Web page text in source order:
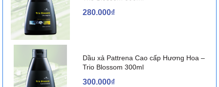
Các nghiên cứu lâm sàng có đối chứng với giả dược cho thấy tỷ
lệ tác dụng không mong muốn ở nhóm người bệnh dùng
fexofenadin tương tự như ở nhóm dùng giả dược. Các tác dụng
không mong muốn của thuốc không bị ảnh hưởng bởi liều dùng,
tuổi, giới tính và chủng tộc của bệnh nhân.
Thường gặp (> 1/100):
280.000₫
Dầu xả Pattrena Cao cấp Hương Hoa –
Trio Blossom 300ml
300.000₫